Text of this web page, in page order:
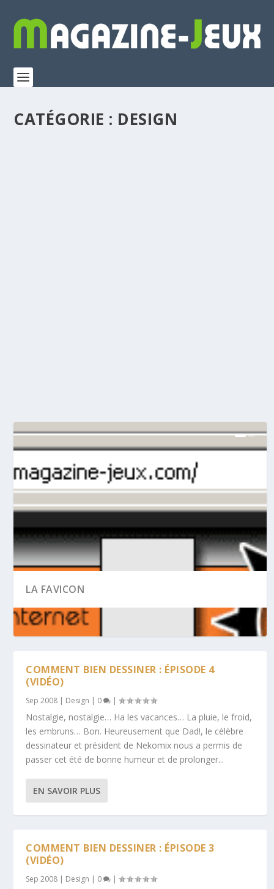
CATÉGORIE : DESIGN
LA FAVICON
UN JEU CHANGE DE LOOK : IDEO
COMMENT BIEN DESSINER : ÉPISODE 4
(VIDÉO)
Sep 2008 | Design | 0 |
Nostalgie, nostalgie… Ha les vacances… La pluie, le froid,
les embruns… Bon. Heureusement que Dad!, le célèbre
dessinateur et président de Nekomix nous a permis de
passer cet été de bonne humeur et de prolonger...
EN SAVOIR PLUS
COMMENT BIEN DESSINER : ÉPISODE 3
(VIDÉO)
Sep 2008 | Design | 0 |